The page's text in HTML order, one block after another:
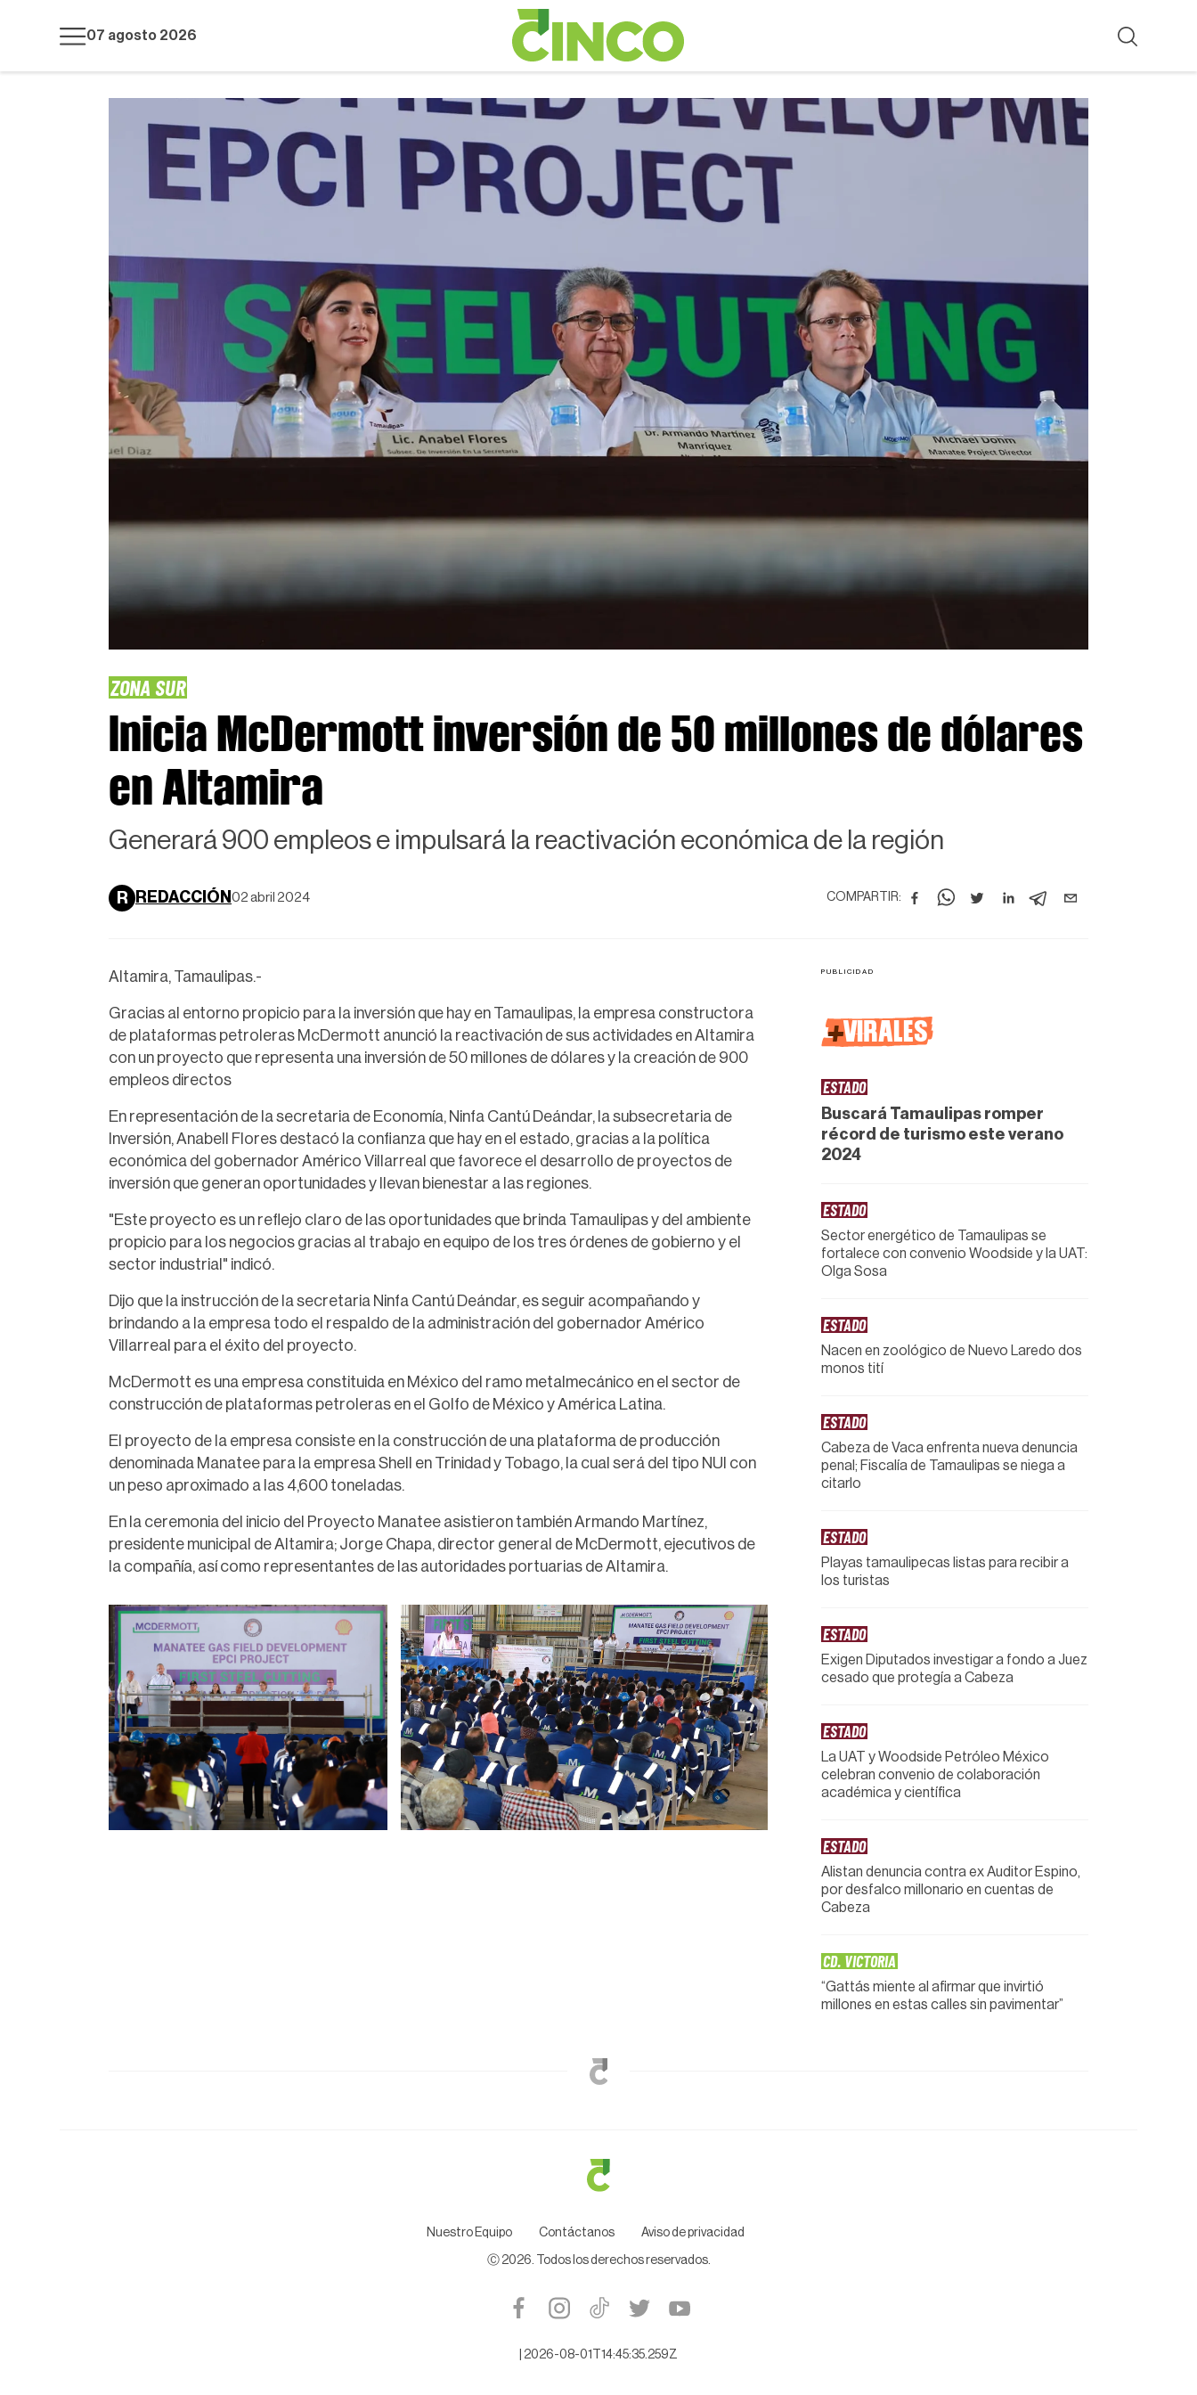
07 agosto 2026
ZONA SUR
Inicia McDermott inversión de 50 millones de dólares
en Altamira
Generará 900 empleos e impulsará la reactivación económica de la región
R REDACCIÓN 02 abril 2024 COMPARTIR:
Altamira, Tamaulipas.-
Gracias al entorno propicio para la inversión que hay en Tamaulipas, la empresa constructora
de plataformas petroleras McDermott anunció la reactivación de sus actividades en Altamira
con un proyecto que representa una inversión de 50 millones de dólares y la creación de 900
empleos directos
En representación de la secretaria de Economía, Ninfa Cantú Deándar, la subsecretaria de
Inversión, Anabell Flores destacó la confianza que hay en el estado, gracias a la política
económica del gobernador Américo Villarreal que favorece el desarrollo de proyectos de
inversión que generan oportunidades y llevan bienestar a las regiones.
"Este proyecto es un reflejo claro de las oportunidades que brinda Tamaulipas y del ambiente
propicio para los negocios gracias al trabajo en equipo de los tres órdenes de gobierno y el
sector industrial" indicó.
Dijo que la instrucción de la secretaria Ninfa Cantú Deándar, es seguir acompañando y
brindando a la empresa todo el respaldo de la administración del gobernador Américo
Villarreal para el éxito del proyecto.
McDermott es una empresa constituida en México del ramo metalmecánico en el sector de
construcción de plataformas petroleras en el Golfo de México y América Latina.
El proyecto de la empresa consiste en la construcción de una plataforma de producción
denominada Manatee para la empresa Shell en Trinidad y Tobago, la cual será del tipo NUI con
un peso aproximado a las 4,600 toneladas.
En la ceremonia del inicio del Proyecto Manatee asistieron también Armando Martínez,
presidente municipal de Altamira; Jorge Chapa, director general de McDermott, ejecutivos de
la compañía, así como representantes de las autoridades portuarias de Altamira.
+VIRALES
ESTADO
Buscará Tamaulipas romper
récord de turismo este verano
2024
ESTADO
Sector energético de Tamaulipas se
fortalece con convenio Woodside y la UAT:
Olga Sosa
ESTADO
Nacen en zoológico de Nuevo Laredo dos
monos tití
ESTADO
Cabeza de Vaca enfrenta nueva denuncia
penal; Fiscalía de Tamaulipas se niega a
citarlo
ESTADO
Playas tamaulipecas listas para recibir a
los turistas
ESTADO
Exigen Diputados investigar a fondo a Juez
cesado que protegía a Cabeza
ESTADO
La UAT y Woodside Petróleo México
celebran convenio de colaboración
académica y científica
ESTADO
Alistan denuncia contra ex Auditor Espino,
por desfalco millonario en cuentas de
Cabeza
CD. VICTORIA
“Gattás miente al afirmar que invirtió
millones en estas calles sin pavimentar”
Nuestro Equipo Contáctanos Aviso de privacidad
Ⓒ 2026 . Todos los derechos reservados.
2026-08-01T14:45:35.259Z